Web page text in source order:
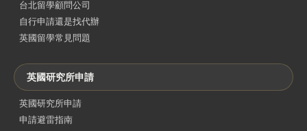
台北留學顧問公司
自行申請還是找代辦
英國留學常見問題
英國研究所申請
英國研究所申請
申請避雷指南